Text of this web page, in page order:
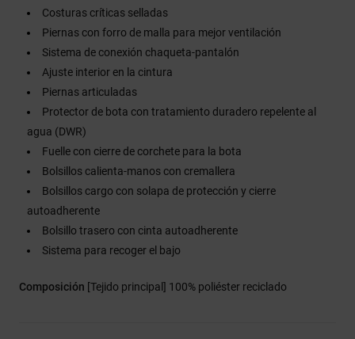
Costuras críticas selladas
Piernas con forro de malla para mejor ventilación
Sistema de conexión chaqueta-pantalón
Ajuste interior en la cintura
Piernas articuladas
Protector de bota con tratamiento duradero repelente al
agua (DWR)
Fuelle con cierre de corchete para la bota
Bolsillos calienta-manos con cremallera
Bolsillos cargo con solapa de protección y cierre
autoadherente
Bolsillo trasero con cinta autoadherente
Sistema para recoger el bajo
Composición [Tejido principal] 100% poliéster reciclado